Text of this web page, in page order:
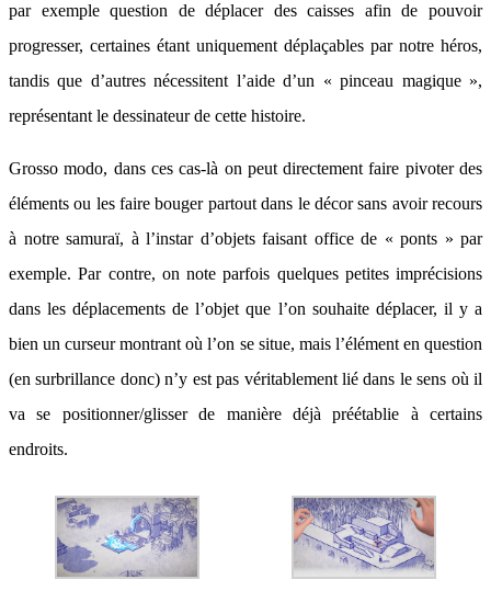
par exemple question de déplacer des caisses afin de pouvoir
progresser, certaines étant uniquement déplaçables par notre héros,
tandis que d’autres nécessitent l’aide d’un « pinceau magique »,
représentant le dessinateur de cette histoire.
Grosso modo, dans ces cas-là on peut directement faire pivoter des
éléments ou les faire bouger partout dans le décor sans avoir recours
à notre samuraï, à l’instar d’objets faisant office de « ponts » par
exemple. Par contre, on note parfois quelques petites imprécisions
dans les déplacements de l’objet que l’on souhaite déplacer, il y a
bien un curseur montrant où l’on se situe, mais l’élément en question
(en surbrillance donc) n’y est pas véritablement lié dans le sens où il
va se positionner/glisser de manière déjà préétablie à certains
endroits.